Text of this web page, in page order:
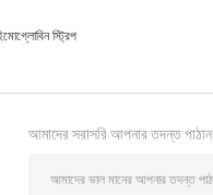
স্ট্রিপ
আমাদের সরাসরি আপনার তদন্ত পাঠান